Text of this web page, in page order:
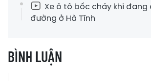
Xe ô tô bốc cháy khi đang
đường ở Hà Tĩnh
BÌNH LUẬN